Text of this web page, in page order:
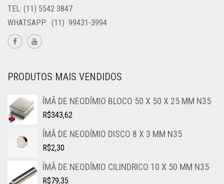
TEL: (11) 5542 3847
WHATSAPP: (11) 99431-3994
PRODUTOS MAIS VENDIDOS
ÍMÃ DE NEODÍMIO BLOCO 50 X 50 X 25 MM N35
R$343,62
ÍMÃ DE NEODÍMIO DISCO 8 X 3 MM N35
R$2,30
ÍMÃ DE NEODÍMIO CILINDRICO 10 X 50 MM N35
R$79,35